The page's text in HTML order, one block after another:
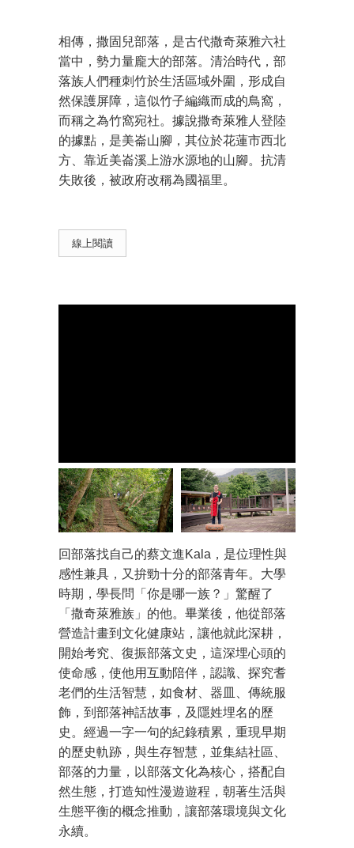
相傳，撒固兒部落，是古代撒奇萊雅六社
當中，勢力量龐大的部落。清治時代，部
落族人們種刺竹於生活區域外圍，形成自
然保護屏障，這似竹子編織而成的鳥窩，
而稱之為竹窩宛社。據說撒奇萊雅人登陸
的據點，是美崙山腳，其位於花蓮市西北
方、靠近美崙溪上游水源地的山腳。抗清
失敗後，被政府改稱為國福里。
線上閱讀
回部落找自己的蔡文進Kala ，是位理性與
感性兼具，又拚勁十分的部落青年。大學
時期，學長問「你是哪一族？」驚醒了
「撒奇萊雅族」的他。畢業後，他從部落
營造計畫到文化健康站，讓他就此深耕，
開始考究、復振部落文史，這深埋心頭的
使命感，使他用互動陪伴，認識、探究耆
老們的生活智慧，如食材、器皿、傳統服
飾，到部落神話故事，及隱姓埋名的歷
史。經過一字一句的紀錄積累，重現早期
的歷史軌跡，與生存智慧，並集結社區、
部落的力量，以部落文化為核心，搭配自
然生態，打造知性漫遊遊程，朝著生活與
生態平衡的概念推動，讓部落環境與文化
永續。